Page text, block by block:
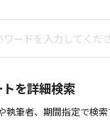
トを詳細検索
執筆者、期間指定で検